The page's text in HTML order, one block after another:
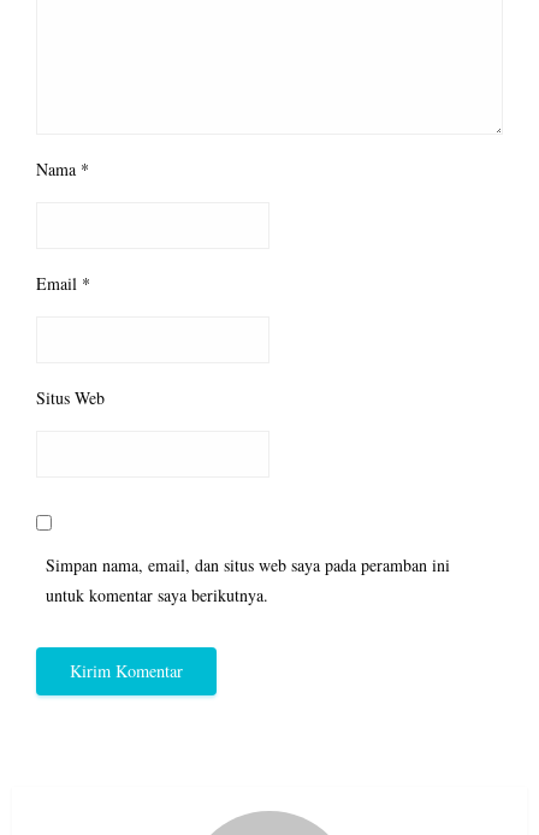
Nama *
Email *
Situs Web
Simpan nama, email, dan situs web saya pada peramban ini
untuk komentar saya berikutnya.